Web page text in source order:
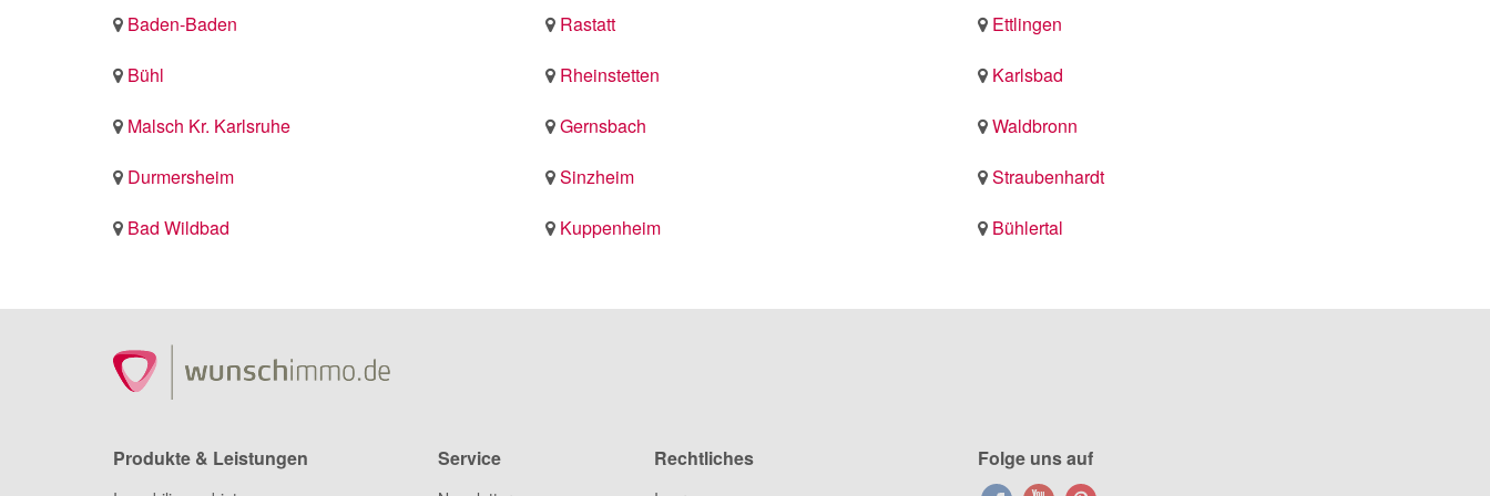
Baden-Baden Rastatt
Ettlingen
Bühl
Rheinstetten
Karlsbad
Malsch Kr. Karlsruhe
Gernsbach
Waldbronn
Durmersheim
Sinzheim
Straubenhardt
Bad Wildbad
Kuppenheim Bühlertal
Produkte & Leistungen Service Rechtliches Folge uns auf